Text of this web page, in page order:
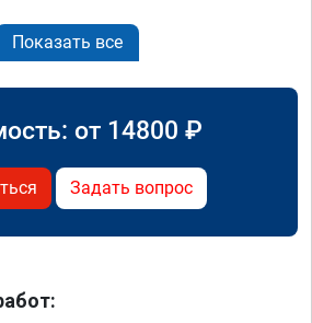
Показать все
от 14800 ₽
Задать вопрос